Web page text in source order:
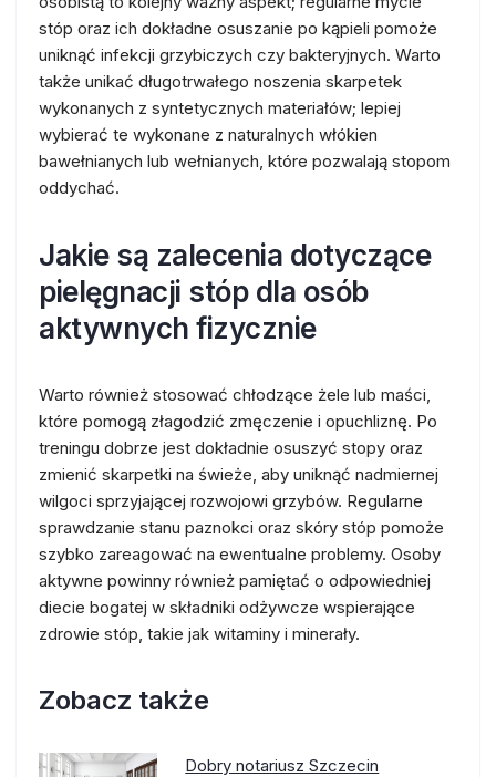
stóp oraz ich dokładne osuszanie po kąpieli pomoże
uniknąć infekcji grzybiczych czy bakteryjnych. Warto
także unikać długotrwałego noszenia skarpetek
wykonanych z syntetycznych materiałów; lepiej
wybierać te wykonane z naturalnych włókien
bawełnianych lub wełnianych, które pozwalają stopom
oddychać.
Jakie są zalecenia dotyczące
pielęgnacji stóp dla osób
aktywnych fizycznie
Warto również stosować chłodzące żele lub maści,
które pomogą złagodzić zmęczenie i opuchliznę. Po
treningu dobrze jest dokładnie osuszyć stopy oraz
zmienić skarpetki na świeże, aby uniknąć nadmiernej
wilgoci sprzyjającej rozwojowi grzybów. Regularne
sprawdzanie stanu paznokci oraz skóry stóp pomoże
szybko zareagować na ewentualne problemy. Osoby
aktywne powinny również pamiętać o odpowiedniej
diecie bogatej w składniki odżywcze wspierające
zdrowie stóp, takie jak witaminy i minerały.
Zobacz także
Dobry notariusz Szczecin